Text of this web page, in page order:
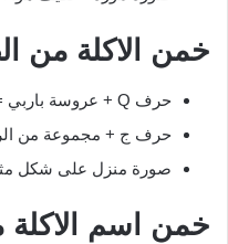
خمن الاكلة من
حرف Q + عروسة باربي = اسم الأكلة “باربكيو”.
حرف ج + مجموعة من
صورة منزل على شكل
خمن اسم